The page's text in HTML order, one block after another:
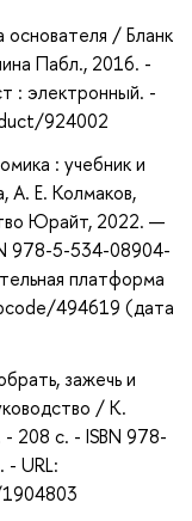
основателя / Бланк
Пабл., 2016. -
: электронный. -
924002
: учебник и
А. Е. Колмаков,
Юрайт, 2022. —
978-5-534-08904-
платформа
494619 (дата
зажечь и
/ К.
208 с. - ISBN 978-
URL: